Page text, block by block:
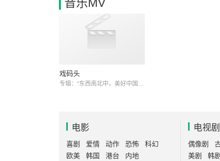
音乐MV
戏码头
专辑：“东西南北中，美好中国年”春节联欢晚会
电影
喜剧 爱情 动作 恐怖
科幻
欧美
韩国 港台 内地
电视剧
偶像剧
美剧
韩